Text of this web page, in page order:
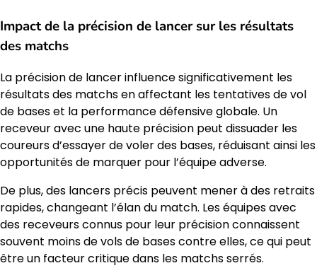
Impact de la précision de lancer sur les résultats
des matchs
La précision de lancer influence significativement les
résultats des matchs en affectant les tentatives de vol
de bases et la performance défensive globale. Un
receveur avec une haute précision peut dissuader les
coureurs d’essayer de voler des bases, réduisant ainsi les
opportunités de marquer pour l’équipe adverse.
De plus, des lancers précis peuvent mener à des retraits
rapides, changeant l’élan du match. Les équipes avec
des receveurs connus pour leur précision connaissent
souvent moins de vols de bases contre elles, ce qui peut
être un facteur critique dans les matchs serrés.